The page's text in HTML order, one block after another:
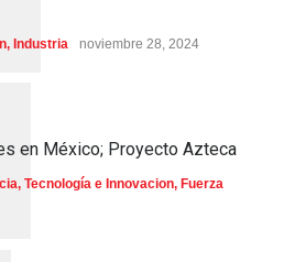
, Industria noviembre 28, 2024
en México; Proyecto Azteca
Tecnología e Innovacion, Fuerza